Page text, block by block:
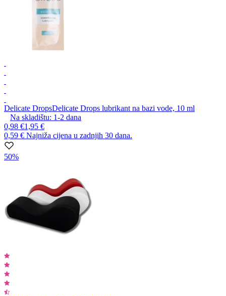
Delicate DropsDelicate Drops lubrikant na bazi vode, 10 ml
Na skladištu: 1-2 dana
0,98 €1,95 €
0,59 € Najniža cijena u zadnjih 30 dana.
50%